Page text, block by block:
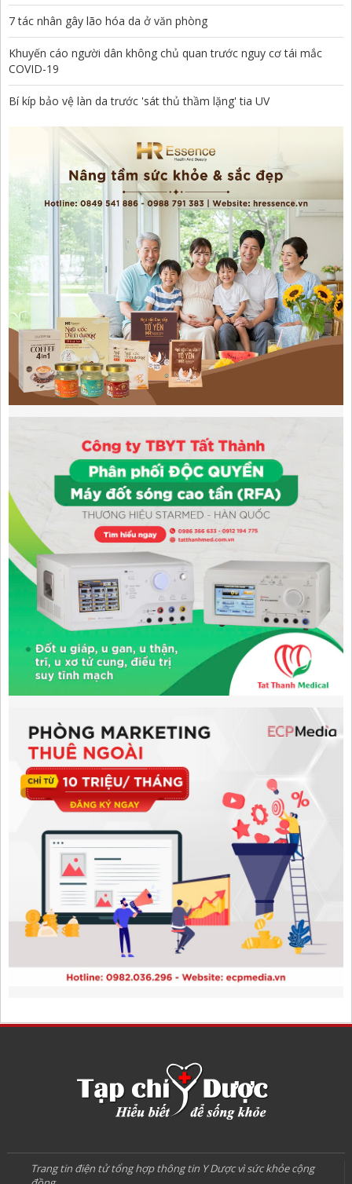
7 tác nhân gây lão hóa da ở văn phòng
Khuyến cáo người dân không chủ quan trước nguy cơ tái mắc
COVID-19
Bí kíp bảo vệ làn da trước 'sát thủ thầm lặng' tia UV
Trang tin điện tử tổng hợp thông tin Y Dược vì sức khỏe cộng